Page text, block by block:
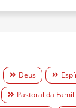
Deus
Pastoral da